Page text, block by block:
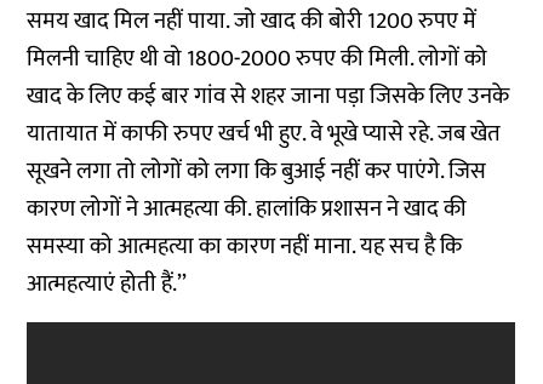
समय खाद मिल नहीं पाया. जो खाद की बोरी 1200 रुपए में
मिलनी चाहिए थी वो 1800-2000 रुपए की मिली. लोगों को
खाद के लिए कई बार गांव से शहर जाना पड़ा जिसके लिए उनके
यातायात में काफी रुपए खर्च भी हुए. वे भूखे प्यासे रहे. जब खेत
सूखने लगा तो लोगों को लगा कि बुआई नहीं कर पाएंगे. जिस
कारण लोगों ने आत्महत्या की. हालांकि प्रशासन ने खाद की
समस्या को आत्महत्या का कारण नहीं माना. यह सच है कि
आत्महत्याएं होती हैं.’’